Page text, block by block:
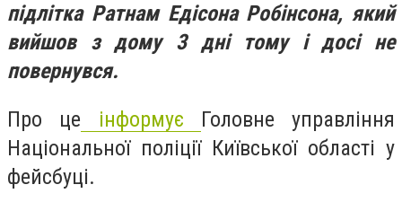
підлітка Ратнам Едісона Робінсона, який
вийшов з дому 3 дні тому і досі не
повернувся.
Про це інформує Головне управління
Національної поліції Київської області у
фейсбуці.